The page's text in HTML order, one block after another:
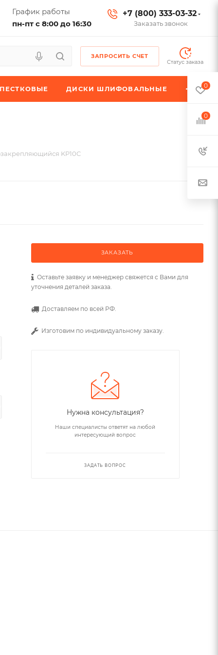
График работы
пн-пт с 8:00 до 16:30
+7 (800) 333-03-32
Заказать звонок
ЗАПРОСИТЬ СЧЕТ
Статус заказа
ДИСКИ ШЛИФОВАЛЬНЫЕ
KP10C
ЗАКАЗАТЬ
Оставьте заявку и менеджер свяжется с Вами для
уточнения деталей заказа.
Доставляем по всей РФ.
Изготовим по индивидуальному заказу.
Нужна консультация?
Наши специалисты ответят на любой
интересующий вопрос
ЗАДАТЬ ВОПРОС
0
0